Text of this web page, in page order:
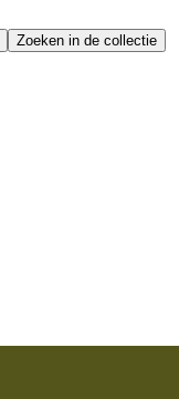
Zoeken in de collectie